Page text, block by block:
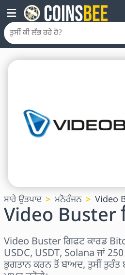
ਸਾਰੇ ਉਤਪਾਦ ਮਨੋਰੰਜਨ Video
Video Buster
Video Buster ਗਿਫਟ ਕਾਰਡ
USDC, USDT, Solana ਜਾਂ
ਭੁਗਤਾਨ ਕਰਨ ਤੋਂ ਬਾਅਦ, ਤੁਸੀਂ ਤੁਰੰਤ